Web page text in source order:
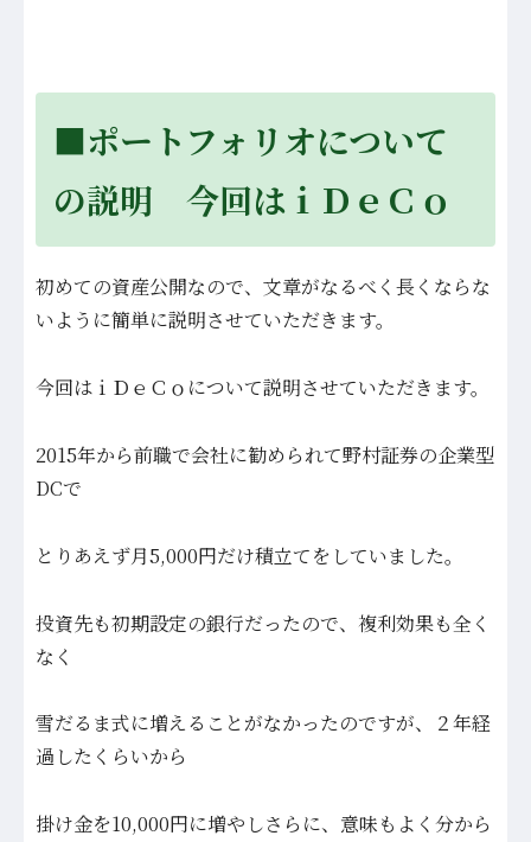
■ポートフォリオについて
の説明 今回はｉＤｅＣｏ
初めての資産公開なので、文章がなるべく長くならな
いように簡単に説明させていただきます。
今回はｉＤｅＣｏについて説明させていただきます。
2015年から前職で会社に勧められて野村証券の企業型
DCで
とりあえず月5,000円だけ積立てをしていました。
投資先も初期設定の銀行だったので、複利効果も全く
なく
雪だるま式に増えることがなかったのですが、２年経
過したくらいから
掛け金を10,000円に増やしさらに、意味もよく分から